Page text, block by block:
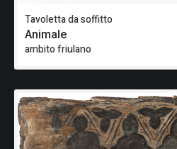
Tavoletta da soffitto
Animale
ambito friulano